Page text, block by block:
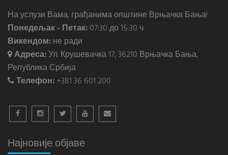
На услузи Вама, грађанима општине Врњачка Бања!
Понедељак - Петак:07:30 до 15:30 ч
Викендом:не ради
Адреса:Ул. Крушевачка 17, 36210 Врњачка Бања,
Република Србија
Телефон:+381 36 601 200
Најновије објаве